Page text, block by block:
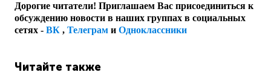
Дорогие читатели! Приглашаем Вас присоединиться к
обсуждению новости в наших группах в социальных
сетях - ВК , Телеграм и Одноклассники
Читайте также